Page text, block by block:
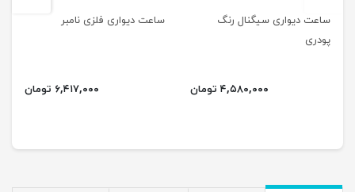
ساعت دیواری سیگنال رنگ
پودری
۴,۵۸۰,۰۰۰ تومان
ساعت دیواری فلزی نامبر
۶,۴۱۷,۰۰۰ تومان